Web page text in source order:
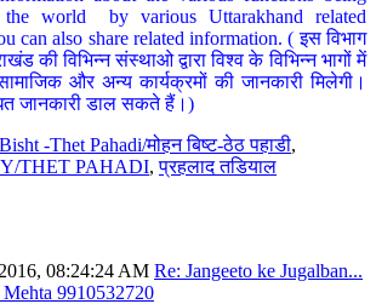
world by various Uttarakhand related
can also share related information. ( इस विभाग
की विभिन्न संस्थाओ द्वारा विश्व के विभिन्न भागों में
और अन्य कार्यक्रमों की जानकारी मिलेगी।
जानकारी डाल सकते हैं।)
-Thet Pahadi/मोहन बिष्ट-ठेठ पहाडी,
THET PAHADI,प्रहलाद तडियाल
08:24:24 AM Re: Jangeeto ke Jugalban...
9910532720